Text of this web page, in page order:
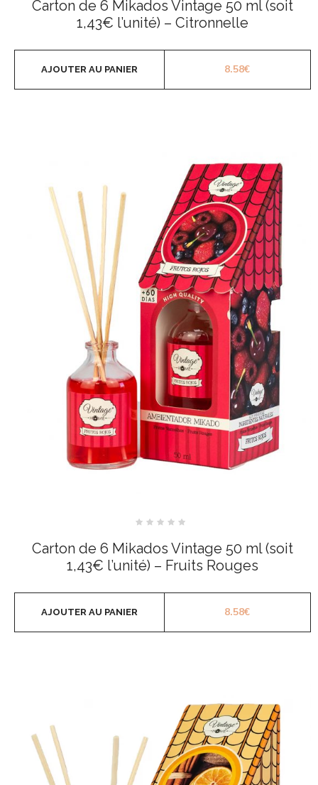
sur
5
Carton de 6 Mikados Vintage 50 ml (soit
1,43€ l’unité) – Citronnelle
8.58€
AJOUTER AU PANIER
sur
5
Carton de 6 Mikados Vintage 50 ml (soit
1,43€ l’unité) – Fruits Rouges
8.58€
AJOUTER AU PANIER